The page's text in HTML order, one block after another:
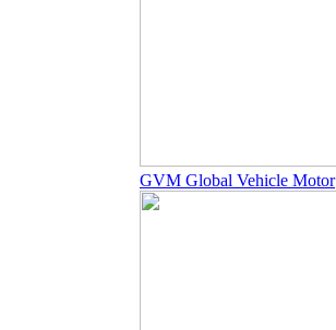
GVM Global Vehicle Motor